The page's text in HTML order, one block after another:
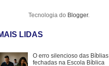
Tecnologia do Blogger.
LIDAS
O erro silencioso das Bíblias
fechadas na Escola Bíblica